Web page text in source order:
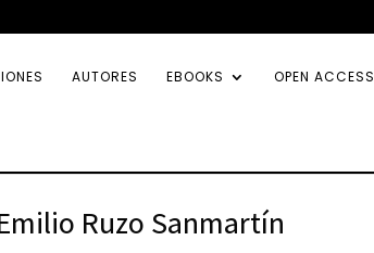
AUTORES EBOOKS OPEN ACCESS
Ruzo Sanmartín